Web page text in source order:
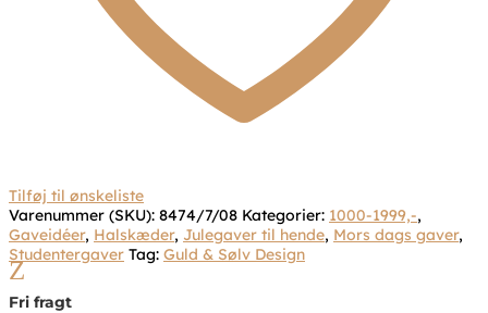
Tilføj til ønskeliste
Varenummer (SKU): 8474/7/08 Kategorier: 1000-1999,-,
Gaveidéer, Halskæder, Julegaver til hende, Mors dags gaver,
Studentergaver Tag: Guld & Sølv Design
Z
Fri fragt